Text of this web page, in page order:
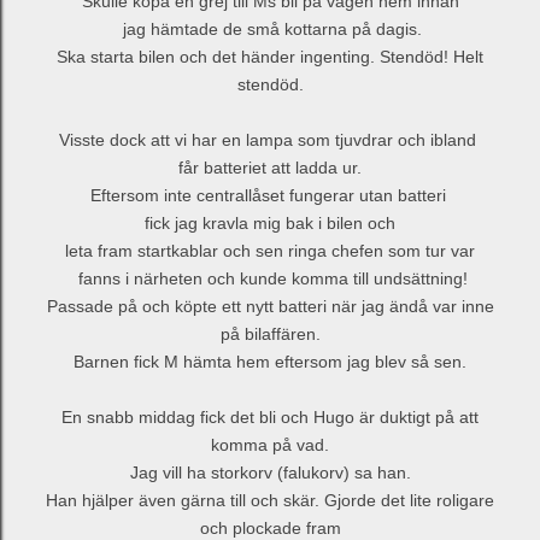
jag hämtade de små kottarna på dagis.
Ska starta bilen och det händer ingenting. Stendöd! Helt
stendöd.
Visste dock att vi har en lampa som tjuvdrar och ibland
får batteriet att ladda ur.
Eftersom inte centrallåset fungerar utan batteri
fick jag kravla mig bak i bilen och
leta fram startkablar och sen ringa chefen som tur var
fanns i närheten och kunde komma till undsättning!
Passade på och köpte ett nytt batteri när jag ändå var inne
på bilaffären.
Barnen fick M hämta hem eftersom jag blev så sen.
En snabb middag fick det bli och Hugo är duktigt på att
komma på vad.
Jag vill ha storkorv (falukorv) sa han.
Han hjälper även gärna till och skär. Gjorde det lite roligare
och plockade fram